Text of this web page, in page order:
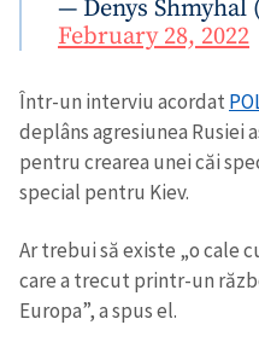
— Denys Shmyhal
February 28, 2022
Într-un interviu acordat
deplâns agresiunea Rusiei
pentru crearea unei căi
special pentru Kiev.
Ar trebui să existe „o cale
care a trecut printr-un
Europa”, a spus el.